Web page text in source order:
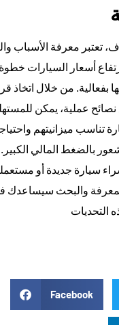
تعتبر معرفة الأسباب
أسعار السيارات
بفعالية. من خلال اتخاذ
نصائح عملية، يمكن
تناسب ميزانيتهم
بالضغط المالي
سيارة جديدة أو
والبحث سيساعدك
Facebook